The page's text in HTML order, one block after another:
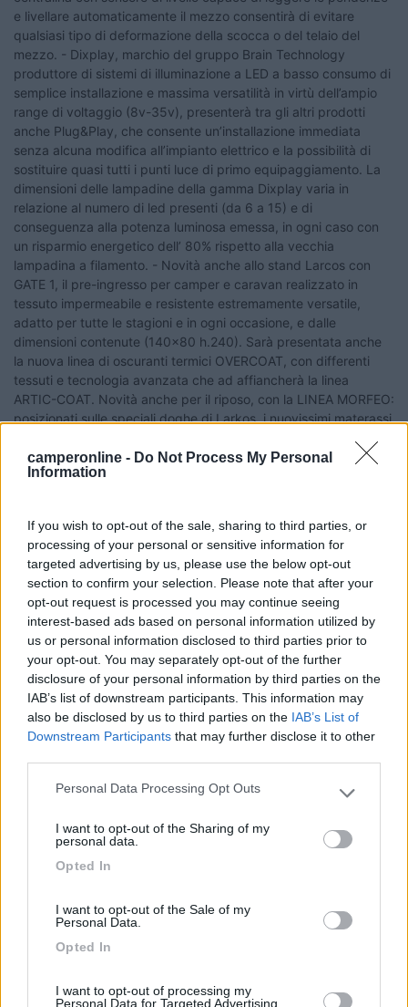
camperonline - Do Not Process My Personal
Information
If you wish to opt-out of the sale, sharing to third parties, or
processing of your personal or sensitive information for
targeted advertising by us, please use the below opt-out
section to confirm your selection. Please note that after your
opt-out request is processed you may continue seeing
interest-based ads based on personal information utilized by
us or personal information disclosed to third parties prior to
your opt-out. You may separately opt-out of the further
disclosure of your personal information by third parties on the
IAB’s list of downstream participants. This information may
also be disclosed by us to third parties on the IAB’s List of
Downstream Participants that may further disclose it to other
Please note that this website/app uses one or more Google
not limited to your visit or usage behaviour. You may click to
use your data for below specified purposes in below Google
Personal Data Processing Opt Outs
I want to opt-out of the Sharing of my
personal data.
Opted In
I want to opt-out of the Sale of my
Personal Data.
Opted In
I want to opt-out of processing my
Personal Data for Targeted Advertising.